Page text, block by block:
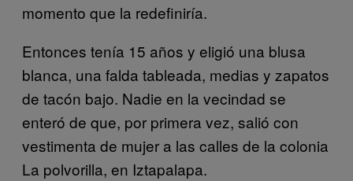
momento que la redefiniría.
Entonces tenía 15 años y eligió una blusa
blanca, una falda tableada, medias y zapatos
de tacón bajo. Nadie en la vecindad se
enteró de que, por primera vez, salió con
vestimenta de mujer a las calles de la colonia
La polvorilla, en Iztapalapa.